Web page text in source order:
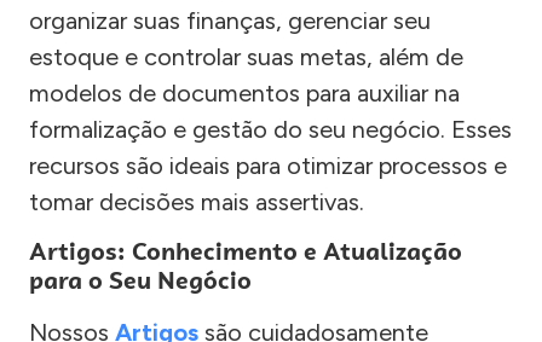
organizar suas finanças, gerenciar seu
estoque e controlar suas metas, além de
modelos de documentos para auxiliar na
formalização e gestão do seu negócio. Esses
recursos são ideais para otimizar processos e
tomar decisões mais assertivas.
Artigos: Conhecimento e Atualização
para o Seu Negócio
Nossos Artigos são cuidadosamente